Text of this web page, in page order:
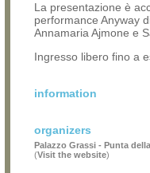
La presentazione è
performance Anyway
Annamaria Ajmone e
Ingresso libero fino a
information
organizers
Palazzo Grassi - Punta
(Visit the website)